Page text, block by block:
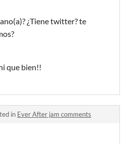
¿Tiene twitter? te
que bien!!
in Ever After jam comments